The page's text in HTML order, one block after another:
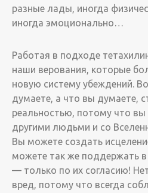
разные лады, иногда
иногда эмоционально…
Работая в подходе
наши верования, которые
новую систему убеждений.
думаете, а что вы думаете,
реальностью, потому что вы
другими людьми и со
Вы можете создать
можете так же поддержать в
— только по их согласию!
вред, потому что всегда